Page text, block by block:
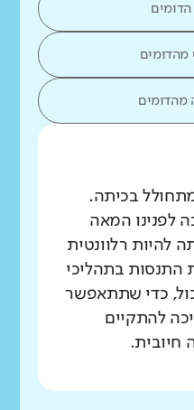
מהדומים
מהדומים
בכיתה.
לפנינו המאה
להיות רלוונטית
התנסות בתהליכי
כדי שתתאפשר
להתקיים
חיובית.